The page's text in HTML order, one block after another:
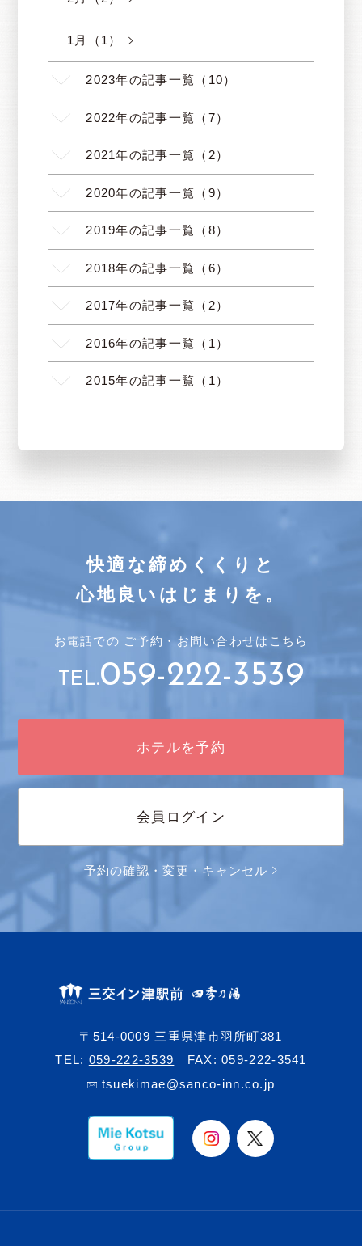
1月（1）
2023年の記事一覧（10）
2022年の記事一覧（7）
2021年の記事一覧（2）
2020年の記事一覧（9）
2019年の記事一覧（8）
2018年の記事一覧（6）
2017年の記事一覧（2）
2016年の記事一覧（1）
2015年の記事一覧（1）
快適な締めくくりと
心地良いはじまりを。
お電話での ご予約・ お問い合わせはこちら
TEL.059-222-3539
ホテルを予約
会員ログイン
予約の確認・変更・キャンセル
〒514-0009 三重県津市羽所町381
TEL: 059-222-3539
FAX: 059-222-3541
tsuekimae@sanco-inn.co.jp